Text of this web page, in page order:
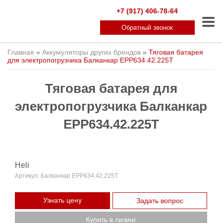
+7 (917) 406-78-64
Обратный звонок
Главная » Аккумуляторы других брендов » Тяговая батарея
для электропогрузчика Балканкар ЕРР634.42.225T
Тяговая батарея для
электропогрузчика Балканкар
ЕРР634.42.225T
Heli
Артикул: Балканкар ЕРР634.42.225T
Узнать цену Задать вопрос
Купить в лизинг